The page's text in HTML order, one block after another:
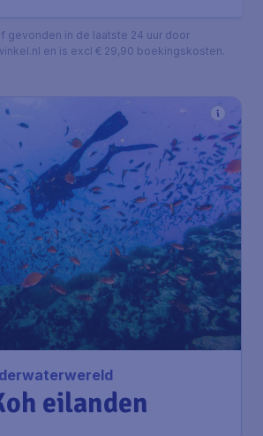
gevonden in de laatste 24 uur door
en is excl € 29,90 boekingskosten.
€490*
vanaf